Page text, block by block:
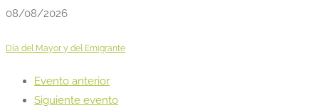
08/08/2026
Día del Mayor y del Emigrante
Evento anterior
Siguiente evento